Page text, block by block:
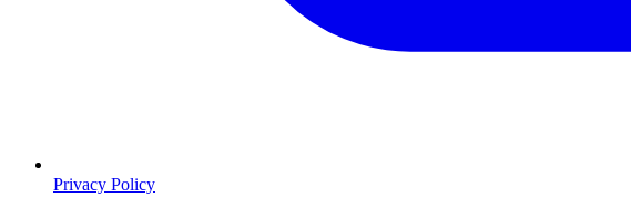
Privacy Policy